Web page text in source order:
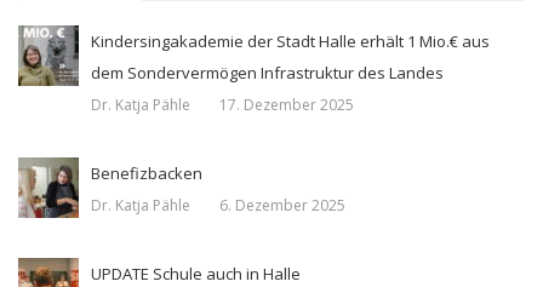
Kindersingakademie der Stadt Halle erhält 1 Mio.€ aus
dem Sondervermögen Infrastruktur des Landes
Dr. Katja Pähle 17. Dezember 2025
Benefizbacken
Dr. Katja Pähle 6. Dezember 2025
UPDATE Schule auch in Halle